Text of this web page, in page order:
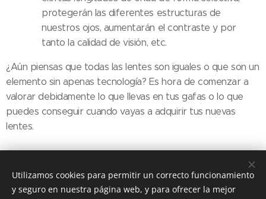
protegerán las diferentes estructuras de
nuestros ojos, aumentarán el contraste y por
tanto la calidad de visión, etc.
¿Aún piensas que todas las lentes son iguales o que son un
elemento sin apenas tecnología? Es hora de comenzar a
valorar debidamente lo que llevas en tus gafas o lo que
puedes conseguir cuando vayas a adquirir tus nuevas
lentes.
Utilizamos cookies para permitir un correcto funcionamiento
y seguro en nuestra página web, y para ofrecer la mejor